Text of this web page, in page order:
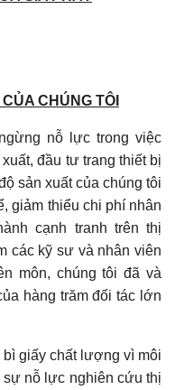
CHÚNG TÔI
nỗ lực trong việc
đầu tư trang thiết bị
sản xuất của chúng tôi
giảm thiểu chi phí nhân
cạnh tranh trên thị
các kỹ sư và nhân viên
môn, chúng tôi đã và
hàng trăm đối tác lớn
giấy chất lượng vì môi
nỗ lực nghiên cứu thị